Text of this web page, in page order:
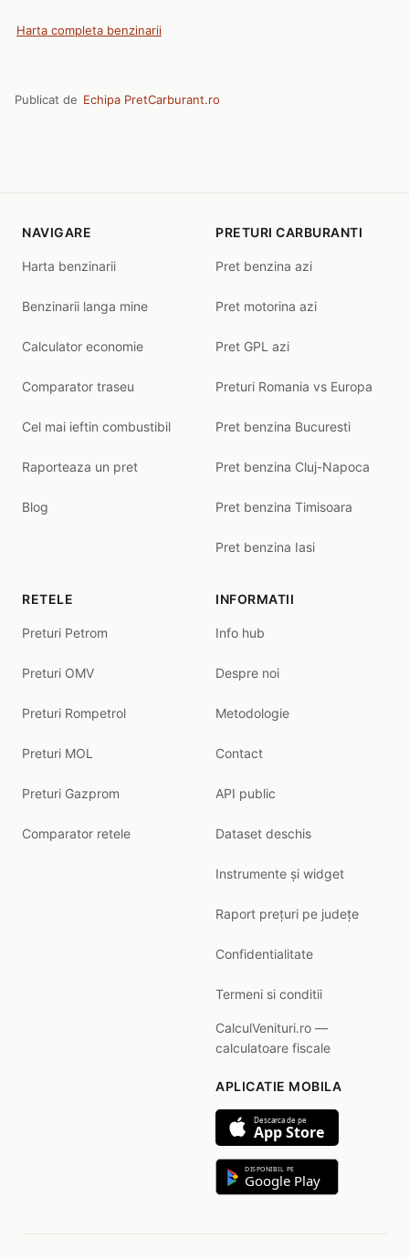
Harta completa benzinarii
Publicat de Echipa PretCarburant.ro
NAVIGARE
Harta benzinarii
Benzinarii langa mine
Calculator economie
Comparator traseu
Cel mai ieftin combustibil
Raporteaza un pret
Blog
PRETURI CARBURANTI
Pret benzina azi
Pret motorina azi
Pret GPL azi
Preturi Romania vs Europa
Pret benzina Bucuresti
Pret benzina Cluj-Napoca
Pret benzina Timisoara
Pret benzina Iasi
RETELE
Preturi Petrom
Preturi OMV
Preturi Rompetrol
Preturi MOL
Preturi Gazprom
Comparator retele
INFORMATII
Info hub
Despre noi
Metodologie
Contact
API public
Dataset deschis
Instrumente și widget
Raport prețuri pe județe
Confidentialitate
Termeni si conditii
CalculVenituri.ro —
calculatoare fiscale
APLICATIE MOBILA
Descarca de pe
App Store
DISPONIBIL PE
Google Play